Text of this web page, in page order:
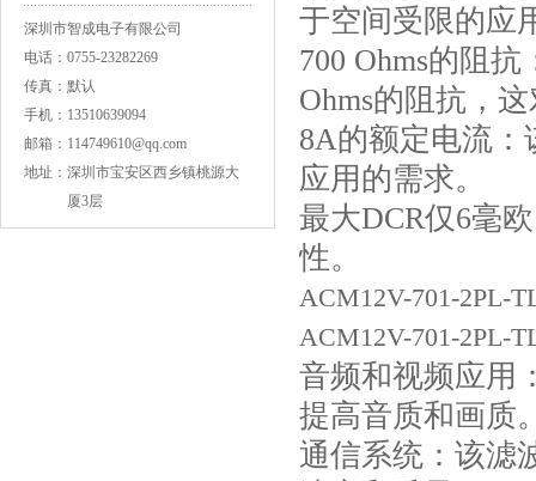
深圳市智成电子有限公司
电话： 0755-23282269
传真： 默认
手机： 13510639094
邮箱： 114749610@qq.com
地址： 深圳市宝安区西乡镇桃源大
厦3层
于空间受限的应
700 Ohms的阻
Ohms的阻抗，
8A的额定电流
应用的需求。
最大DCR仅6毫
性。
ACM12V-701-2PL-
ACM12V-701-2PL-
音频和视频应用
提高音质和画质
通信系统：该滤